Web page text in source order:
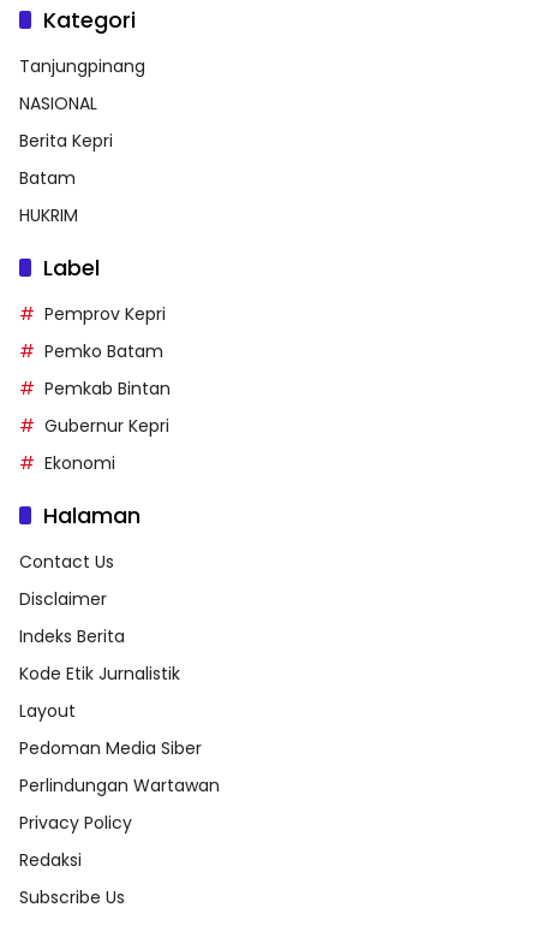
Kategori
Tanjungpinang
NASIONAL
Berita Kepri
Batam
HUKRIM
Label
Pemprov Kepri
Pemko Batam
Pemkab Bintan
Gubernur Kepri
Ekonomi
Halaman
Contact Us
Disclaimer
Indeks Berita
Kode Etik Jurnalistik
Layout
Pedoman Media Siber
Perlindungan Wartawan
Privacy Policy
Redaksi
Subscribe Us